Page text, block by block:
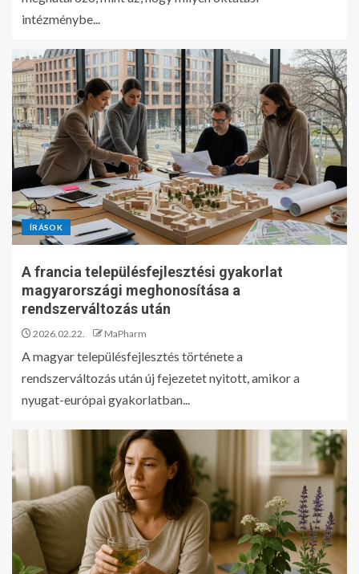
intézménybe...
ÍRÁSOK
A francia településfejlesztési gyakorlat
magyarországi meghonosítása a
rendszerváltozás után
2026.02.22. MaPharm
A magyar településfejlesztés története a
rendszerváltozás után új fejezetet nyitott, amikor a
nyugat-európai gyakorlatban...